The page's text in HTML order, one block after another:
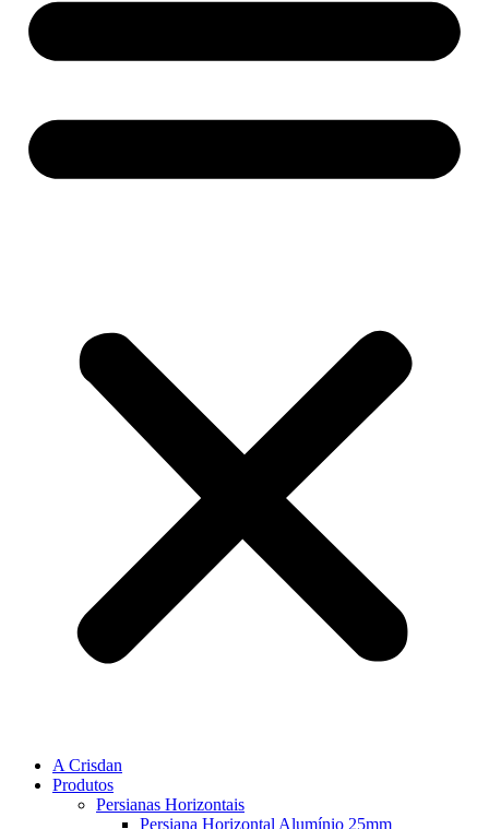
A Crisdan
Produtos
Persianas Horizontais
Persiana Horizontal Alumínio 25mm